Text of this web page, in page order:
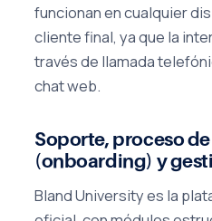
funcionan en cualquier
cliente final, ya que la
través de llamada
chat web.
Soporte, proceso
(onboarding) y
Bland University es la